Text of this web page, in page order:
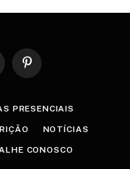
Pinterest
PRESENCIAIS
NOTÍCIAS
CONOSCO